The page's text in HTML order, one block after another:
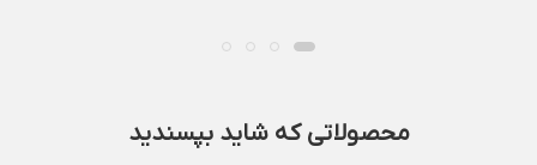
محصولاتی که شاید بپسندید